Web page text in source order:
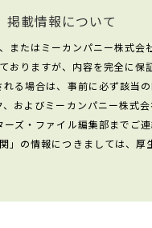
掲載情報について
たはミーカンパニー株式会
おりますが、内容を完全に保
る場合は、事前に必ず該当
およびミーカンパニー株式
ズ・ファイル編集部までご
の情報につきましては、厚